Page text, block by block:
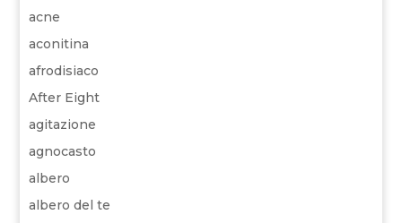
acne
aconitina
afrodisiaco
After Eight
agitazione
agnocasto
albero
albero del te